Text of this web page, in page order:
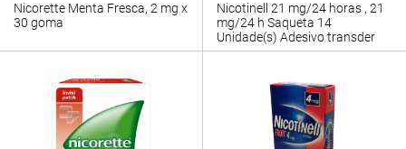
Nicorette Menta Fresca, 2 mg x
30 goma
Nicotinell 21 mg/24 horas , 21
mg/24 h Saqueta 14
Unidade(s) Adesivo transder